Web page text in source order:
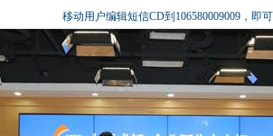
移动用户编辑短信CD到106580009009，即